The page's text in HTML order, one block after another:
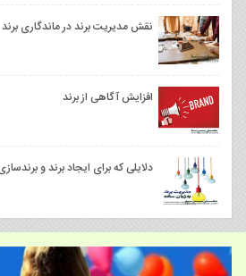
نقش مدیریت برند در ماندگاری برند
افزایش آگاهی از برند
دلایلی که برای ایجاد برند و